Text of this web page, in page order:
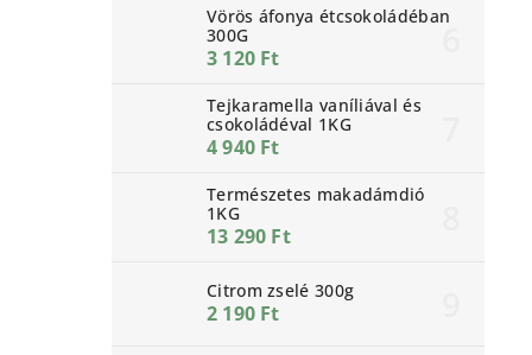
Vörös áfonya étcsokoládéban
300G
3 120 Ft
Tejkaramella vaníliával és
csokoládéval 1KG
4 940 Ft
Természetes makadámdió
1KG
13 290 Ft
Citrom zselé 300g
2 190 Ft